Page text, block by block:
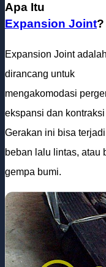
Apa Itu
Expansion Joint?
Expansion Joint
dirancang untuk
mengakomodasi
ekspansi dan
Gerakan ini bisa
beban lalu lintas, atau
gempa bumi.